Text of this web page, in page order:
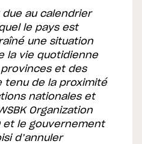
au calendrier
le pays est
une situation
la vie quotidienne
et des
tenu de la proximité
nationales et
Organization
et le gouvernement
d’annuler